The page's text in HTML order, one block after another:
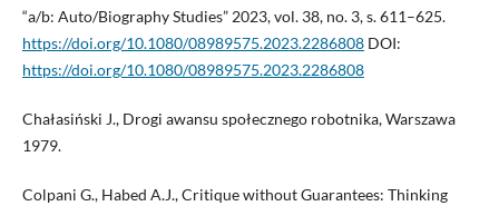
“a/b: Auto/Biography Studies” 2023, vol. 38, no. 3, s. 611–625.
https://doi.org/10.1080/08989575.2023.2286808DOI:
https://doi.org/10.1080/08989575.2023.2286808
Chałasiński J., Drogi awansu społecznego robotnika, Warszawa
1979.
Colpani G., Habed A.J., Critique without Guarantees: Thinking